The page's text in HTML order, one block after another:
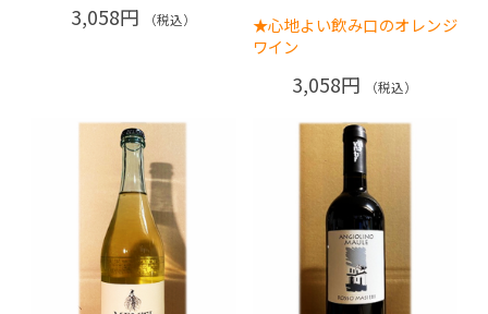
3,058円 （税込）
★心地よい飲み口のオレンジ
ワイン
3,058円 （税込）